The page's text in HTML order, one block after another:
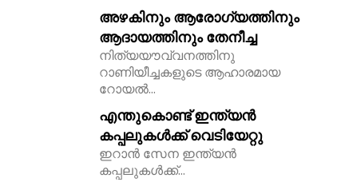
അഴകിനും ആരോഗ്യത്തിനും
ആദായത്തിനും തേനീച്ച
നിത്യയൗവ്വനത്തിനു
റാണിയീച്ചകളുടെ ആഹാരമായ
റോയല്‍...
എന്തുകൊണ്ട് ഇന്ത്യൻ
കപ്പലുകൾക്ക് വെടിയേറ്റു
ഇറാൻ സേന ഇന്ത്യൻ
കപ്പലുകൾക്ക്...